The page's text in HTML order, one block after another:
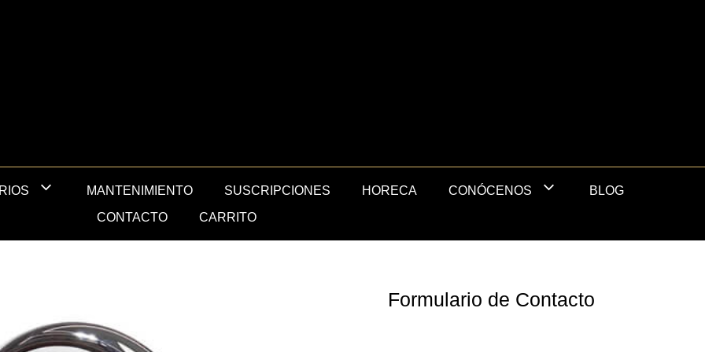
MANTENIMIENTO SUSCRIPCIONES HORECA CONÓCENOS BLOG
CONTACTO CARRITO
Formulario de Contacto